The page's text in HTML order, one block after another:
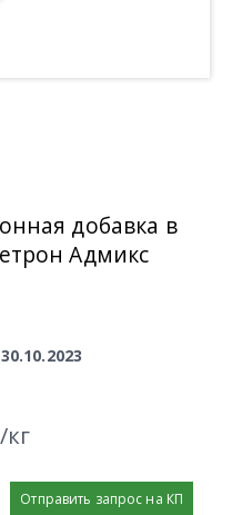
добавка в
Адмикс
кг
Отправить запрос на КП